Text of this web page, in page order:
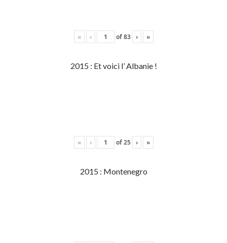
« ‹ of83 › »
2015 : Et voici l’ Albanie !
« ‹ of25 › »
2015 : Montenegro